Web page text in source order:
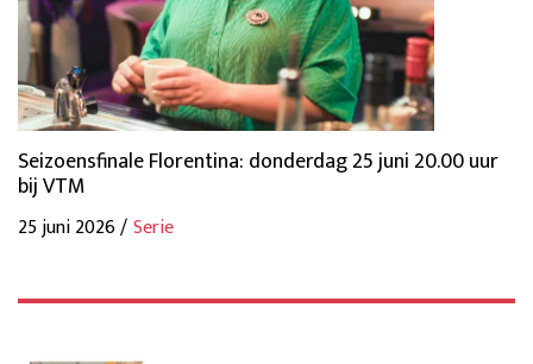
Seizoensfinale Florentina: donderdag 25 juni 20.00 uur
bij VTM
25 juni 2026 /Serie